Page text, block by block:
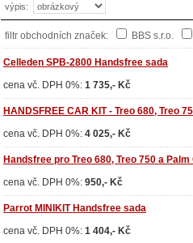
výpis:
filtr obchodních značek: BBS s.r.o.
Celleden SPB-2800 Handsfree sada
cena vč. DPH 0%: 1 735,- Kč
HANDSFREE CAR KIT - Treo 680, Treo
cena vč. DPH 0%: 4 025,- Kč
Handsfree pro Treo 680, Treo 750 a
cena vč. DPH 0%: 950,- Kč
Parrot MINIKIT Handsfree sada
cena vč. DPH 0%: 1 404,- Kč